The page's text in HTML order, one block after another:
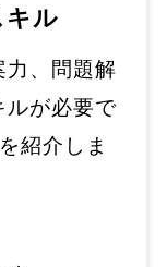
キル
力、問題解
ルが必要で
紹介しま